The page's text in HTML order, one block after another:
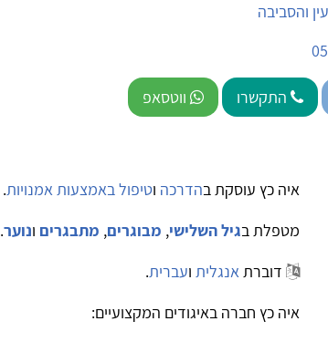
והסביבה
התקשרו ווטסאפ
איה כץ עוסקת בהדרכה וטיפול באמצעות אמנויות.
מטפלת בגיל השלישי, מבוגרים, מתבגרים ונוער.
דוברתאנגלית ועברית.
איה כץ חברה באיגודים המקצועיים: